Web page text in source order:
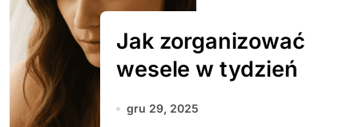
Jak zorganizować
wesele w tydzień
gru 29, 2025